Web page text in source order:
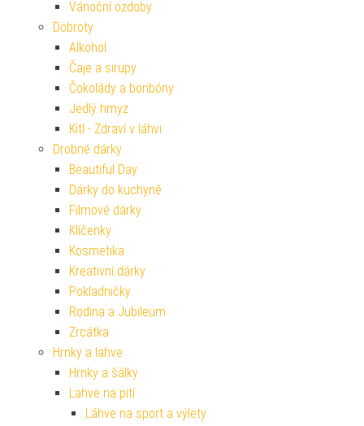
Vánoční ozdoby
Dobroty
Alkohol
Čaje a sirupy
Čokolády a bonbóny
Jedlý hmyz
Kitl - Zdraví v láhvi
Drobné dárky
Beautiful Day
Dárky do kuchyně
Filmové dárky
Klíčenky
Kosmetika
Kreativní dárky
Pokladničky
Rodina a Jubileum
Zrcátka
Hrnky a lahve
Hrnky a šálky
Lahve na pití
Láhve na sport a výlety